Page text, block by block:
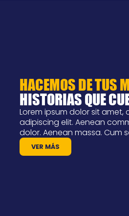
HACEMOS DE TUS
HISTORIAS QUE
Lorem ipsum dolor sit amet,
adipiscing elit. Aenean
dolor. Aenean massa. Cum
VER MÁS